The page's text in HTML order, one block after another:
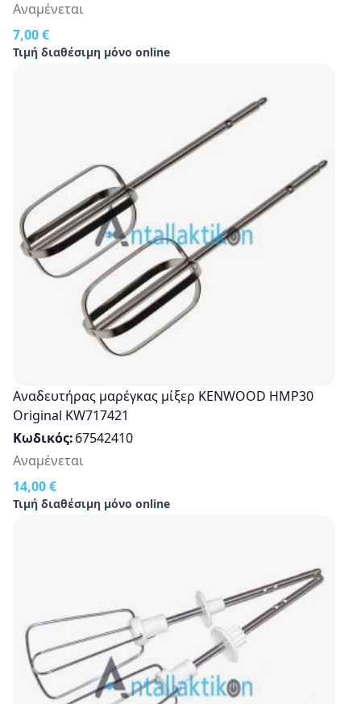
7,00 €
Τιμή διαθέσιμη μόνο online
Αναμένεται
Αναδευτήρας μαρέγκας μίξερ KENWOOD HMP30
Original KW717421
Κωδικός 67542410
14,00 €
Τιμή διαθέσιμη μόνο online
Αναμένεται